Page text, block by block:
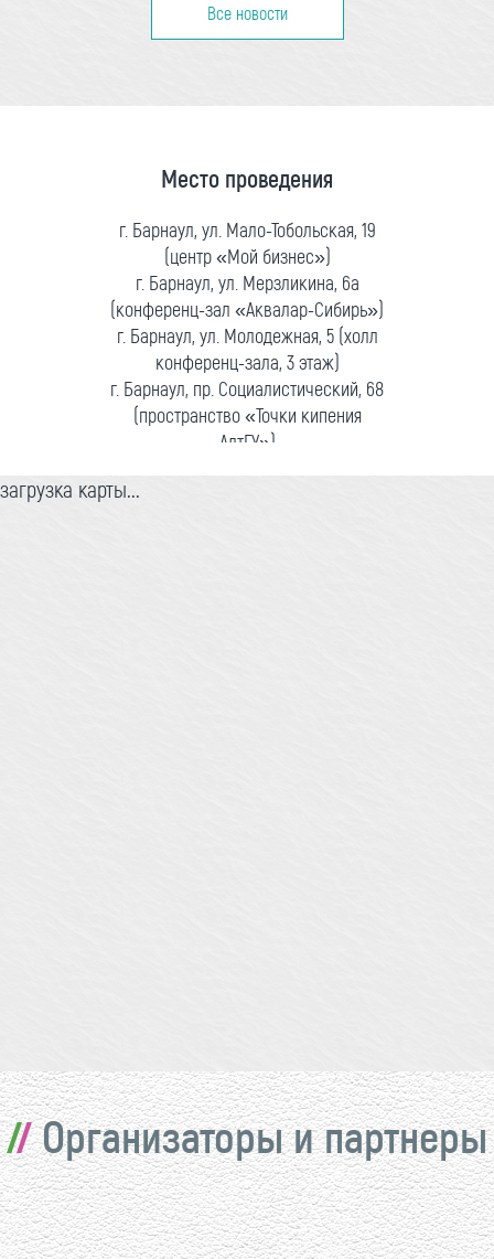
Все новости
Место проведения
г. Барнаул, ул. Мало-Тобольская, 19
(центр «Мой бизнес»)
г. Барнаул, ул. Мерзликина, 6а
(конференц-зал «Аквалар-Сибирь»)
г. Барнаул, ул. Молодежная, 5 (холл
конференц-зала, 3 этаж)
г. Барнаул, пр. Социалистический, 68
(пространство «Точки кипения
АлтГУ»)
загрузка карты...
Организаторы и партнеры